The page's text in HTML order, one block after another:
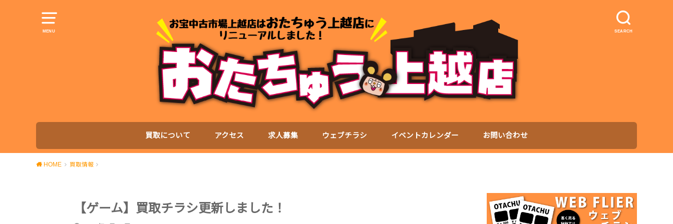
MENU SEARCH
買取について アクセス 求人募集 ウェブチラシ イベントカレンダー お問い合わせ
HOME 買取情報
【ゲーム】買取チラシ更新しました！